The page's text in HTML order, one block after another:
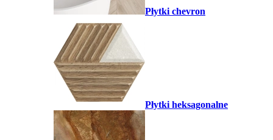
Płytki chevron
Płytki heksagonalne